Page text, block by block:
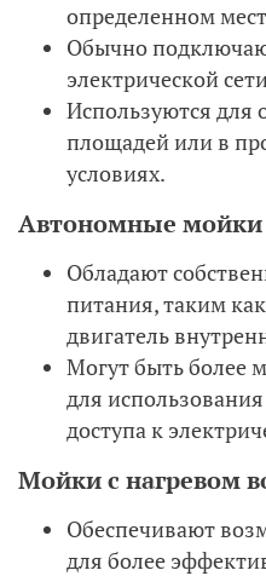
определенном
Обычно
электрической
Используются для
площадей или в
условиях.
Автономные мойки
Обладают
питания, таким
двигатель
Могут быть более
для
доступа к
Мойки с нагревом
Обеспечивают
для более